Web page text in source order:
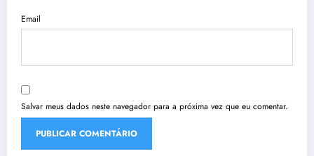
Email
Salvar meus dados neste navegador para a próxima vez que eu comentar.